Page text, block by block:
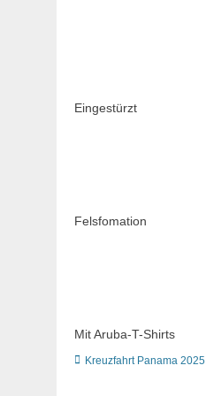
Eingestürzt
Felsfomation
Mit Aruba-T-Shirts
Kategorien
Kreuzfahrt Panama 2025